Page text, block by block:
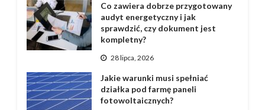
Co zawiera dobrze przygotowany
audyt energetyczny i jak
sprawdzić, czy dokument jest
kompletny?
28 lipca, 2026
Jakie warunki musi spełniać
działka pod farmę paneli
fotowoltaicznych?